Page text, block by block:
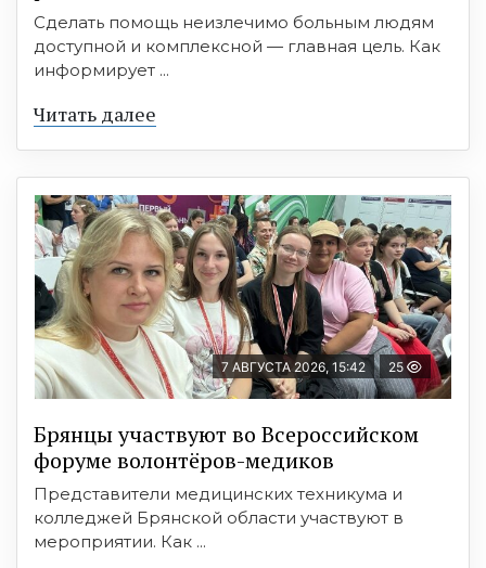
Сделать помощь неизлечимо больным людям
доступной и комплексной — главная цель. Как
информирует ...
Читать далее
7 АВГУСТА 2026, 15:42 25
Брянцы участвуют во Всероссийском
форуме волонтёров-медиков
Представители медицинских техникума и
колледжей Брянской области участвуют в
мероприятии. Как ...